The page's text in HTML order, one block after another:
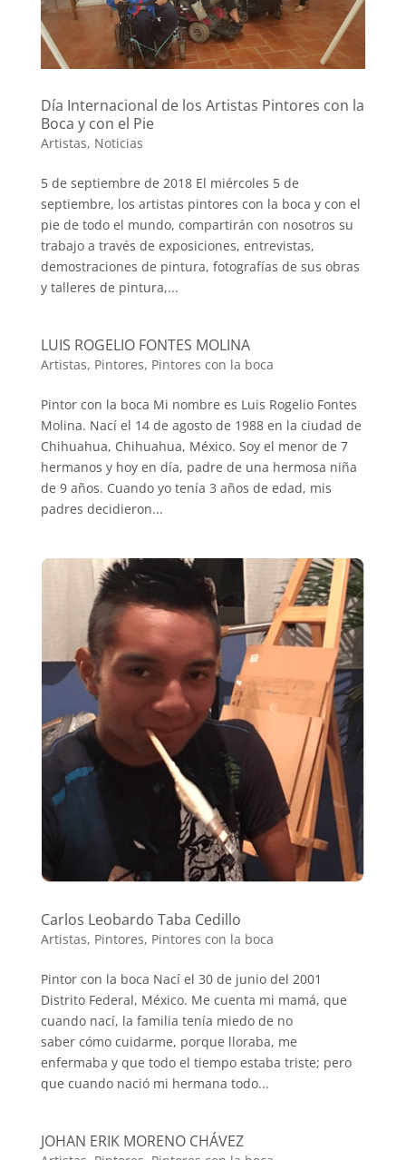
Día Internacional de los Artistas Pintores con la
Boca y con el Pie
Artistas, Noticias
5 de septiembre de 2018 El miércoles 5 de
septiembre, los artistas pintores con la boca y con el
pie de todo el mundo, compartirán con nosotros su
trabajo a través de exposiciones, entrevistas,
demostraciones de pintura, fotografías de sus obras
y talleres de pintura,...
LUIS ROGELIO FONTES MOLINA
Artistas, Pintores, Pintores con la boca
Pintor con la boca Mi nombre es Luis Rogelio Fontes
Molina. Nací el 14 de agosto de 1988 en la ciudad de
Chihuahua, Chihuahua, México. Soy el menor de 7
hermanos y hoy en día, padre de una hermosa niña
de 9 años. Cuando yo tenía 3 años de edad, mis
padres decidieron...
Carlos Leobardo Taba Cedillo
Artistas, Pintores, Pintores con la boca
Pintor con la boca Nací el 30 de junio del 2001
Distrito Federal, México. Me cuenta mi mamá, que
cuando nací, la familia tenía miedo de no
saber cómo cuidarme, porque lloraba, me
enfermaba y que todo el tiempo estaba triste; pero
que cuando nació mi hermana todo...
JOHAN ERIK MORENO CHÁVEZ